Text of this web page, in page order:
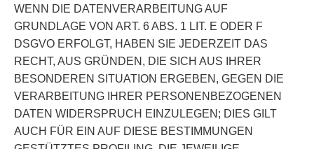
WENN DIE DATENVERARBEITUNG AUF
GRUNDLAGE VON ART. 6 ABS. 1 LIT. E ODER F
DSGVO ERFOLGT, HABEN SIE JEDERZEIT DAS
RECHT, AUS GRÜNDEN, DIE SICH AUS IHRER
BESONDEREN SITUATION ERGEBEN, GEGEN DIE
VERARBEITUNG IHRER PERSONENBEZOGENEN
DATEN WIDERSPRUCH EINZULEGEN; DIES GILT
AUCH FÜR EIN AUF DIESE BESTIMMUNGEN